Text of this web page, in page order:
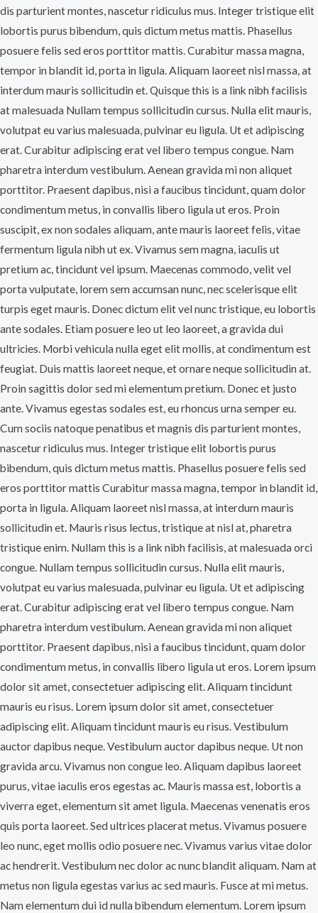
dis parturient montes, nascetur ridiculus mus. Integer tristique elit
lobortis purus bibendum, quis dictum metus mattis. Phasellus
posuere felis sed eros porttitor mattis. Curabitur massa magna,
tempor in blandit id, porta in ligula. Aliquam laoreet nisl massa, at
interdum mauris sollicitudin et. Quisque this is a link nibh facilisis
at malesuada Nullam tempus sollicitudin cursus. Nulla elit mauris,
volutpat eu varius malesuada, pulvinar eu ligula. Ut et adipiscing
erat. Curabitur adipiscing erat vel libero tempus congue. Nam
pharetra interdum vestibulum. Aenean gravida mi non aliquet
porttitor. Praesent dapibus, nisi a faucibus tincidunt, quam dolor
condimentum metus, in convallis libero ligula ut eros. Proin
suscipit, ex non sodales aliquam, ante mauris laoreet felis, vitae
fermentum ligula nibh ut ex. Vivamus sem magna, iaculis ut
pretium ac, tincidunt vel ipsum. Maecenas commodo, velit vel
porta vulputate, lorem sem accumsan nunc, nec scelerisque elit
turpis eget mauris. Donec dictum elit vel nunc tristique, eu lobortis
ante sodales. Etiam posuere leo ut leo laoreet, a gravida dui
ultricies. Morbi vehicula nulla eget elit mollis, at condimentum est
feugiat. Duis mattis laoreet neque, et ornare neque sollicitudin at.
Proin sagittis dolor sed mi elementum pretium. Donec et justo
ante. Vivamus egestas sodales est, eu rhoncus urna semper eu.
Cum sociis natoque penatibus et magnis dis parturient montes,
nascetur ridiculus mus. Integer tristique elit lobortis purus
bibendum, quis dictum metus mattis. Phasellus posuere felis sed
eros porttitor mattis Curabitur massa magna, tempor in blandit id,
porta in ligula. Aliquam laoreet nisl massa, at interdum mauris
sollicitudin et. Mauris risus lectus, tristique at nisl at, pharetra
tristique enim. Nullam this is a link nibh facilisis, at malesuada orci
congue. Nullam tempus sollicitudin cursus. Nulla elit mauris,
volutpat eu varius malesuada, pulvinar eu ligula. Ut et adipiscing
erat. Curabitur adipiscing erat vel libero tempus congue. Nam
pharetra interdum vestibulum. Aenean gravida mi non aliquet
porttitor. Praesent dapibus, nisi a faucibus tincidunt, quam dolor
condimentum metus, in convallis libero ligula ut eros. Lorem ipsum
dolor sit amet, consectetuer adipiscing elit. Aliquam tincidunt
mauris eu risus. Lorem ipsum dolor sit amet, consectetuer
adipiscing elit. Aliquam tincidunt mauris eu risus. Vestibulum
auctor dapibus neque. Vestibulum auctor dapibus neque. Ut non
gravida arcu. Vivamus non congue leo. Aliquam dapibus laoreet
purus, vitae iaculis eros egestas ac. Mauris massa est, lobortis a
viverra eget, elementum sit amet ligula. Maecenas venenatis eros
quis porta laoreet. Sed ultrices placerat metus. Vivamus posuere
leo nunc, eget mollis odio posuere nec. Vivamus varius vitae dolor
ac hendrerit. Vestibulum nec dolor ac nunc blandit aliquam. Nam at
metus non ligula egestas varius ac sed mauris. Fusce at mi metus.
Nam elementum dui id nulla bibendum elementum. Lorem ipsum